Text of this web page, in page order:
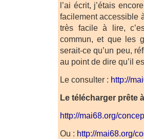
l’ai écrit, j’étais
facilement accessible
très facile à lire,
commun, et que les
serait-ce qu’un peu,
au point de dire qu’il
Le consulter : http://
Le télécharger prête
http://mai68.org/
Ou : http://mai68.org/